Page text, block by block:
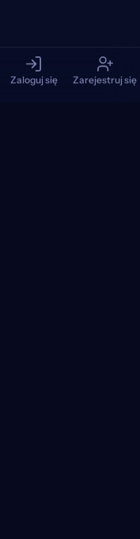
Zaloguj się Zarejestruj się